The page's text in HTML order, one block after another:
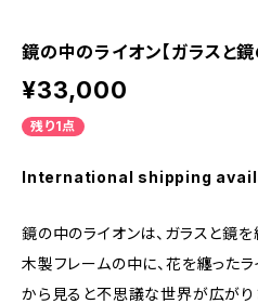
鏡の中のライオン【ガラスと鏡
¥33,000
残り1点
International shipping
鏡の中のライオンは、ガラスと鏡
木製フレームの中に、花を纏った
から見ると不思議な世界が広がり